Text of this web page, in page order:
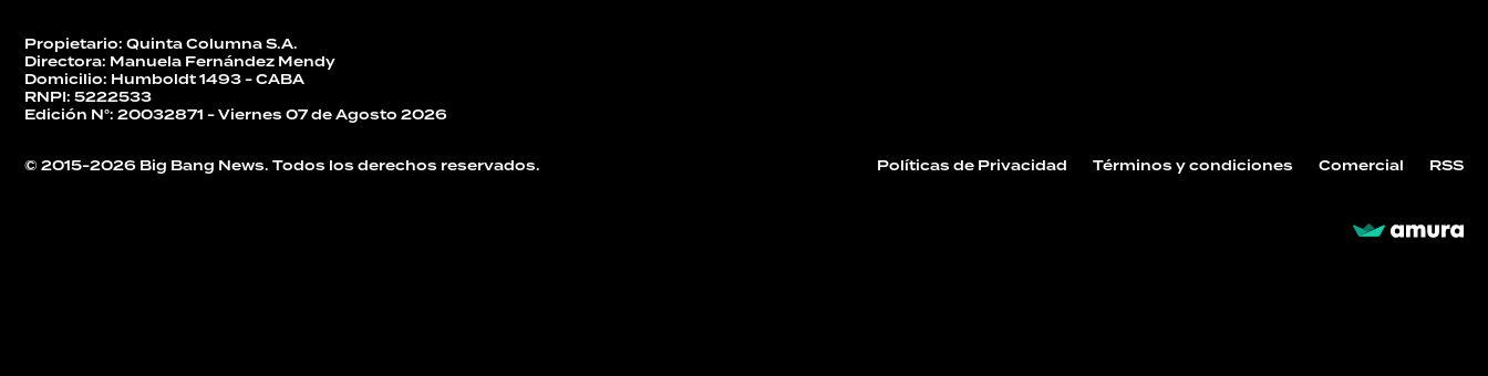
Propietario: Quinta Columna S.A.
Directora: Manuela Fernández Mendy
Domicilio: Humboldt 1493 - CABA
RNPI: 5222533
Edición N°: 20032871 - Viernes 07 de Agosto 2026
© 2015-2026 Big Bang News. Todos los derechos reservados. Políticas de Privacidad Términos y condiciones Comercial RSS